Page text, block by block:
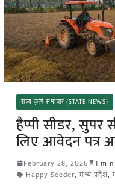
राज्य कृषि समाचार (STATE NEWS)
हैप्पी सीडर, सुपर
लिए आवेदन पत्र
February 28, 2026
1
Happy Seeder, मध्य प्रदेश,